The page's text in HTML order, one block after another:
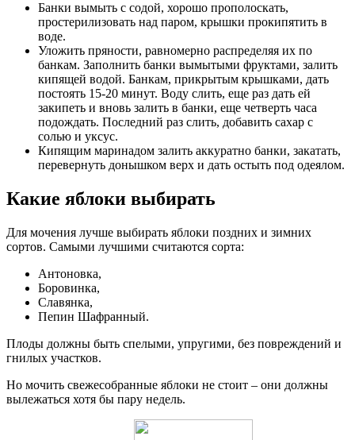
Банки вымыть с содой, хорошо прополоскать,
простерилизовать над паром, крышки прокипятить в
воде.
Уложить пряности, равномерно распределяя их по
банкам. Заполнить банки вымытыми фруктами, залить
кипящей водой. Банкам, прикрытым крышками, дать
постоять 15-20 минут. Воду слить, еще раз дать ей
закипеть и вновь залить в банки, еще четверть часа
подождать. Последний раз слить, добавить сахар с
солью и уксус.
Кипящим маринадом залить аккуратно банки, закатать,
перевернуть донышком верх и дать остыть под одеялом.
Какие яблоки выбирать
Для мочения лучше выбирать яблоки поздних и зимних
сортов. Самыми лучшими считаются сорта:
Антоновка,
Боровинка,
Славянка,
Пепин Шафранный.
Плоды должны быть спелыми, упругими, без повреждений и
гнилых участков.
Но мочить свежесобранные яблоки не стоит – они должны
вылежаться хотя бы пару недель.